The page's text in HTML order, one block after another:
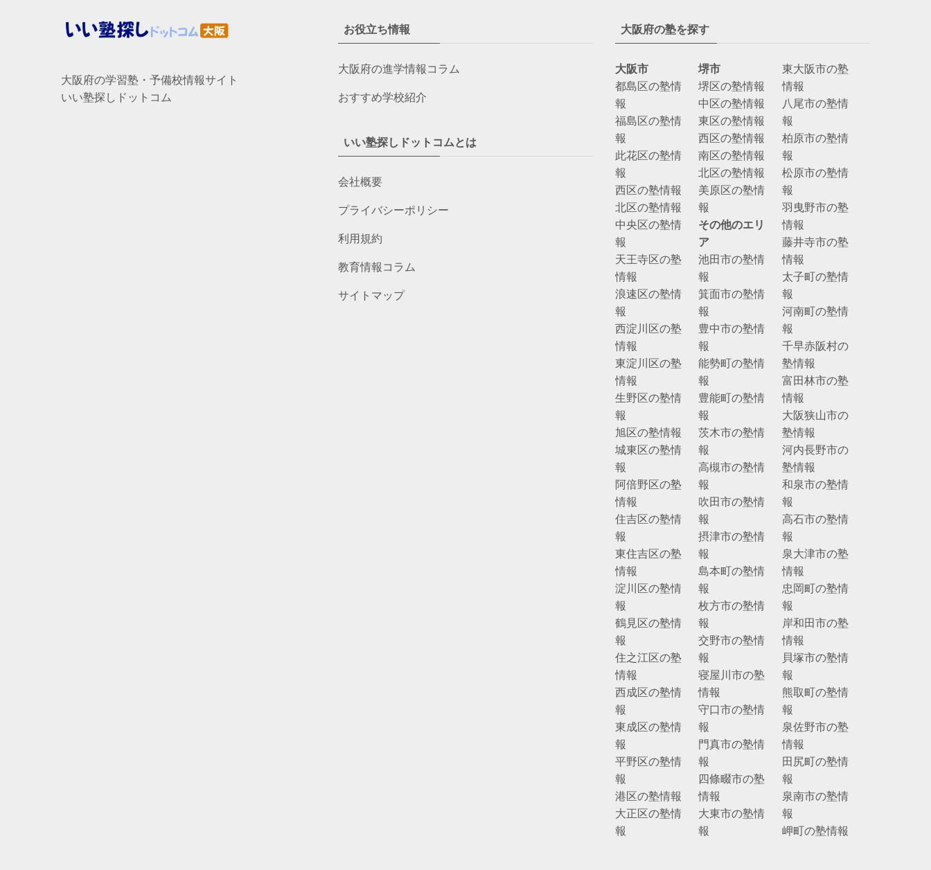
大阪府の学習塾・予備校情報サイト
いい塾探しドットコム
お役立ち情報
大阪府の進学情報コラム
おすすめ学校紹介
いい塾探しドットコムとは
会社概要
プライバシーポリシー
利用規約
教育情報コラム
サイトマップ
大阪府の塾を探す
大阪市
都島区の塾情
報
福島区の塾情
報
此花区の塾情
報
西区の塾情報
北区の塾情報
中央区の塾情
報
天王寺区の塾
情報
浪速区の塾情
報
西淀川区の塾
情報
東淀川区の塾
情報
生野区の塾情
報
旭区の塾情報
城東区の塾情
報
阿倍野区の塾
情報
住吉区の塾情
報
東住吉区の塾
情報
淀川区の塾情
報
鶴見区の塾情
報
住之江区の塾
情報
西成区の塾情
報
東成区の塾情
報
平野区の塾情
報
港区の塾情報
大正区の塾情
報
堺市
堺区の塾情報
中区の塾情報
東区の塾情報
西区の塾情報
南区の塾情報
北区の塾情報
美原区の塾情
報
その他のエリ
ア
池田市の塾情
報
箕面市の塾情
報
豊中市の塾情
報
能勢町の塾情
報
豊能町の塾情
報
茨木市の塾情
報
高槻市の塾情
報
吹田市の塾情
報
摂津市の塾情
報
島本町の塾情
報
枚方市の塾情
報
交野市の塾情
報
寝屋川市の塾
情報
守口市の塾情
報
門真市の塾情
報
四條畷市の塾
情報
大東市の塾情
報
東大阪市の塾
情報
八尾市の塾情
報
柏原市の塾情
報
松原市の塾情
報
羽曳野市の塾
情報
藤井寺市の塾
情報
太子町の塾情
報
河南町の塾情
報
千早赤阪村の
塾情報
富田林市の塾
情報
大阪狭山市の
塾情報
河内長野市の
塾情報
和泉市の塾情
報
高石市の塾情
報
泉大津市の塾
情報
忠岡町の塾情
報
岸和田市の塾
情報
貝塚市の塾情
報
熊取町の塾情
報
泉佐野市の塾
情報
田尻町の塾情
報
泉南市の塾情
報
岬町の塾情報